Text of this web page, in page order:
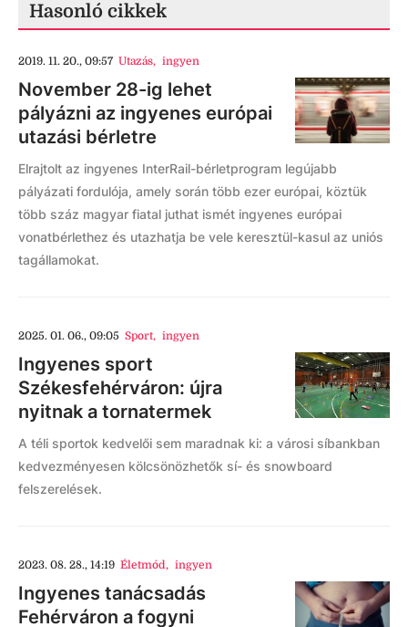
Hasonló cikkek
2019. 11. 20., 09:57 Utazás, ingyen
November 28-ig lehet
pályázni az ingyenes európai
utazási bérletre
Elrajtolt az ingyenes InterRail-bérletprogram legújabb
pályázati fordulója, amely során több ezer európai, köztük
több száz magyar fiatal juthat ismét ingyenes európai
vonatbérlethez és utazhatja be vele keresztül-kasul az uniós
tagállamokat.
2025. 01. 06., 09:05 Sport, ingyen
Ingyenes sport
Székesfehérváron: újra
nyitnak a tornatermek
A téli sportok kedvelői sem maradnak ki: a városi síbankban
kedvezményesen kölcsönözhetők sí- és snowboard
felszerelések.
2023. 08. 28., 14:19 Életmód, ingyen
Ingyenes tanácsadás
Fehérváron a fogyni